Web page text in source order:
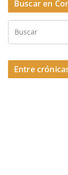
Buscar en
Entre